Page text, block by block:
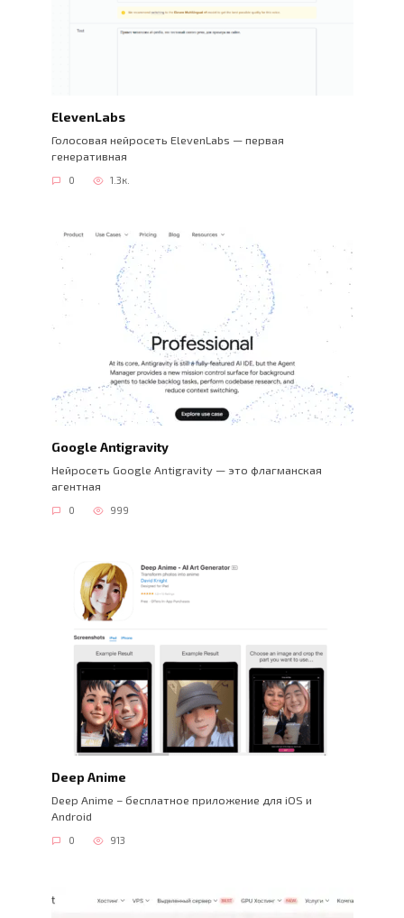
ElevenLabs
Голосовая нейросеть ElevenLabs — первая
генеративная
0 1.3к.
Google Antigravity
Нейросеть Google Antigravity — это флагманская
агентная
0 999
Deep Anime
Deep Anime – бесплатное приложение для iOS и
Android
0 913